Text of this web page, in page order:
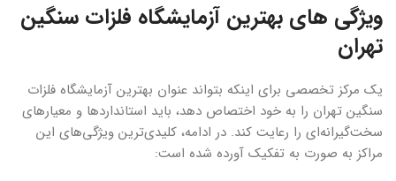
ویژگی های بهترین آزمایشگاه فلزات سنگین
تهران
یک مرکز تخصصی برای اینکه بتواند عنوان بهترین آزمایشگاه فلزات
سنگین تهران را به خود اختصاص دهد، باید استانداردها و معیارهای
سخت‌گیرانه‌ای را رعایت کند. در ادامه، کلیدی‌ترین ویژگی‌های این
مراکز به صورت به تفکیک آورده شده است: